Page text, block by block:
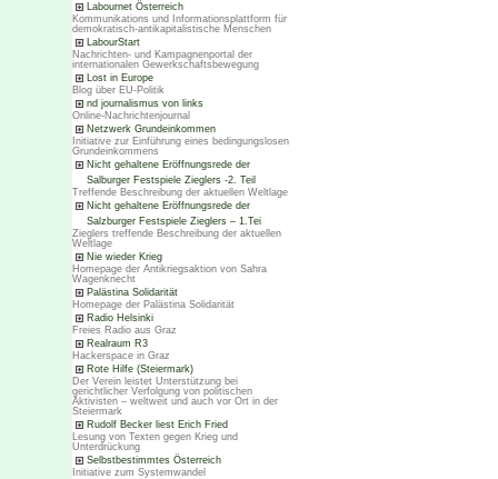
Labournet Österreich
Kommunikations und Informationsplattform für
demokratisch-antikapitalistische Menschen
LabourStart
Nachrichten- und Kampagnenportal der
internationalen Gewerkschaftsbewegung
Lost in Europe
Blog über EU-Politik
nd journalismus von links
Online-Nachrichtenjournal
Netzwerk Grundeinkommen
Initiative zur Einführung eines bedingungslosen
Grundeinkommens
Nicht gehaltene Eröffnungsrede der
Salburger Festspiele Zieglers -2. Teil
Treffende Beschreibung der aktuellen Weltlage
Nicht gehaltene Eröffnungsrede der
Salzburger Festspiele Zieglers – 1.Tei
Zieglers treffende Beschreibung der aktuellen
Weltlage
Nie wieder Krieg
Homepage der Antikriegsaktion von Sahra
Wagenknecht
Palästina Solidarität
Homepage der Palästina Solidarität
Radio Helsinki
Freies Radio aus Graz
Realraum R3
Hackerspace in Graz
Rote Hilfe (Steiermark)
Der Verein leistet Unterstützung bei
gerichtlicher Verfolgung von politischen
Aktivisten – weltweit und auch vor Ort in der
Steiermark
Rudolf Becker liest Erich Fried
Lesung von Texten gegen Krieg und
Unterdrückung
Selbstbestimmtes Österreich
Initiative zum Systemwandel